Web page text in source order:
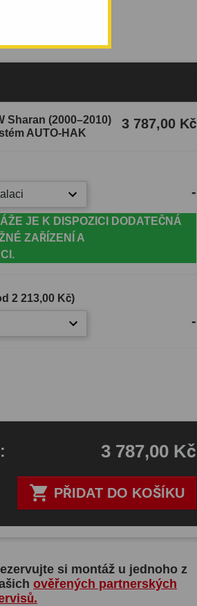
Sharan (2000–2010)
AUTO-HAK
3 787,00 Kč
-
JE K DISPOZICI DODATEČNÁ
ZAŘÍZENÍ A
2 213,00 Kč)
-
 PŘIDAT DO KOŠÍKU
: 3 787,00 Kč
si montáž u jednoho z
ověřených partnerských